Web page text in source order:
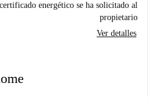
energético se ha solicitado al
propietario
Ver detalles